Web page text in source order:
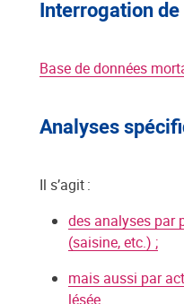
Interrogation
Base de données
Analyses
Il s’agit :
des analyses par
(saisine, etc.) ;
mais aussi par
lésée.